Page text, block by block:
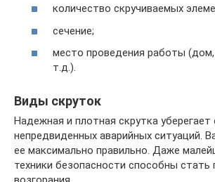
количество скручиваемых
сечение;
место проведения работы (дом,
т.д.).
Виды скруток
Надежная и плотная скрутка уберегает
непредвиденных аварийных ситуаций.
ее максимально правильно. Даже
техники безопасности способны